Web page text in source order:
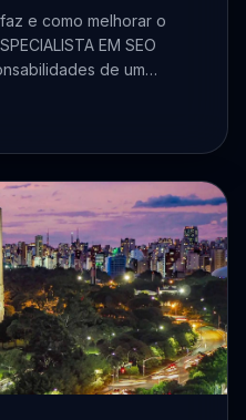
e como melhorar o
EM SEO
de um